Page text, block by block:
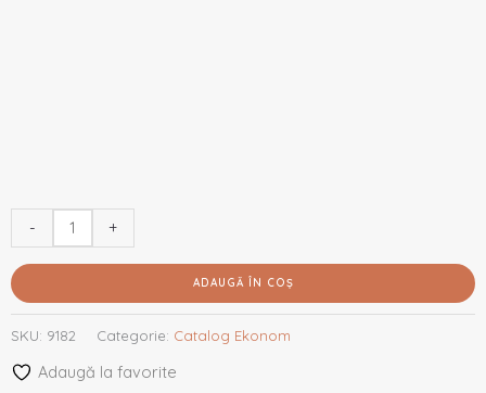
- +
ADAUGĂ ÎN COȘ
SKU: 9182 Categorie: Catalog Ekonom
Adaugă la favorite